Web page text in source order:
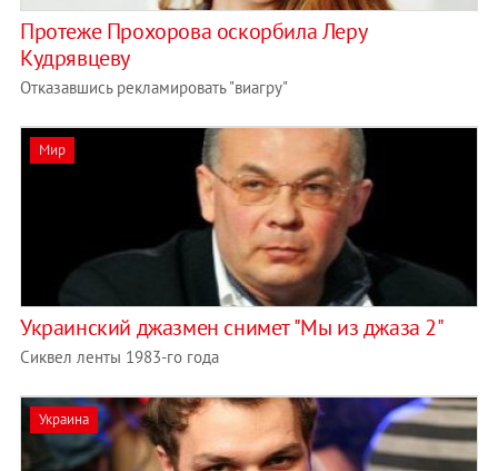
Протеже Прохорова оскорбила Леру
Кудрявцеву
Отказавшись рекламировать "виагру"
Мир
Украинский джазмен снимет "Мы из джаза 2"
Сиквел ленты 1983-го года
Украина